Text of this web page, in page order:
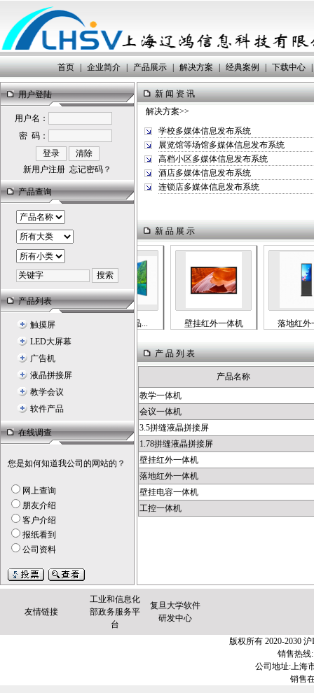
首页 | 企业简介 | 产品展示 | 解决方案 | 经典案例 | 下载中心 |
用户登陆
用户名：
密 码：
新用户注册 忘记密码？
产品查询
产品列表
触摸屏
LED大屏幕
广告机
液晶拼接屏
教学会议
软件产品
在线调查
您是如何知道我公司的网站的？
网上查询
朋友介绍
客户介绍
报纸看到
公司资料
新 闻 资 讯
解决方案>>
学校多媒体信息发布系统
展览馆等场馆多媒体信息发布系统
高档小区多媒体信息发布系统
酒店多媒体信息发布系统
连锁店多媒体信息发布系统
新 品 展 示
缝液晶拼... 壁挂红外一体机 落地红外一
产 品 列 表
产品名称
教学一体机
会议一体机
3.5拼缝液晶拼接屏
1.78拼缝液晶拼接屏
壁挂红外一体机
落地红外一体机
壁挂电容一体机
工控一体机
友情链接
工业和信息化
部政务服务平
台
复旦大学软件
研发中心
版权所有 2020-2030 沪
销售热线
公司地址:上海
销售